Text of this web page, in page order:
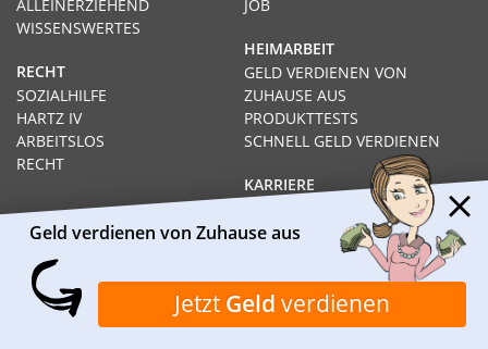
JOB
HEIMARBEIT
GELD VERDIENEN VON
ZUHAUSE AUS
PRODUKTTESTS
SCHNELL GELD VERDIENEN
KARRIERE
STUDIUM
FERNSTUDIUM
ALLEINERZIEHEND
WISSENSWERTES
RECHT
SOZIALHILFE
HARTZ IV
ARBEITSLOS
RECHT
Impressum Datenschutz Kontakt
Über Heimarbeit.de
Geld verdienen von Zuhause aus
Jetzt Geld verdienen